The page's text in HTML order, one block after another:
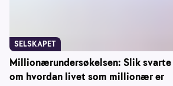
Millionærundersøkelsen: Slik
om hvordan livet som millionær er
SELSKAPET